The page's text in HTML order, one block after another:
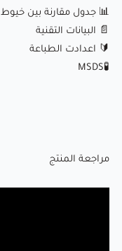
📊 جدول مقارنة بين خيوط FDM
📄 البيانات التقنية
🔰 اعدادت الطباعة
🧪
MSDS
مراجعة المنتج